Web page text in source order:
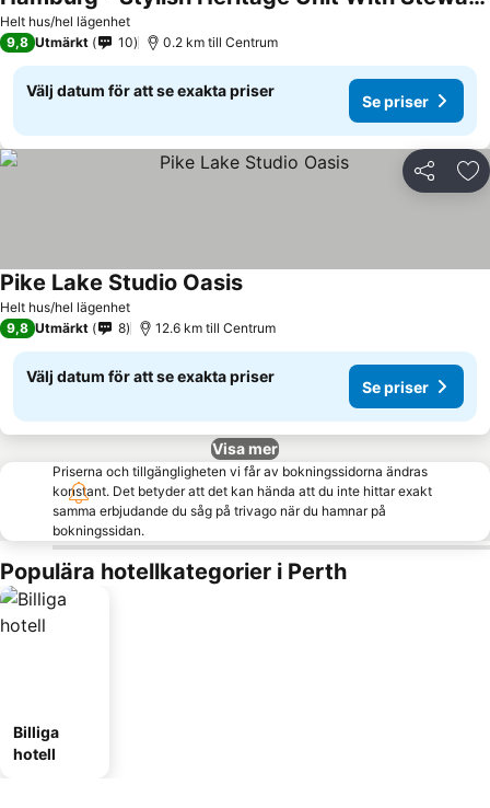
Helt hus/hel lägenhet
9,8 Utmärkt 10 0.2 km till Centrum
Välj datum för att se exakta priser
Se priser
Dela
Helt hus/hel lägenhet
Pike Lake Studio Oasis
9,8 Utmärkt 8 12.6 km till Centrum
Välj datum för att se exakta priser
Se priser
Visa mer
Priserna och tillgängligheten vi får av bokningssidorna ändras
konstant. Det betyder att det kan hända att du inte hittar exakt
samma erbjudande du såg på trivago när du hamnar på
bokningssidan.
Populära hotellkategorier i Perth
Billiga
hotell